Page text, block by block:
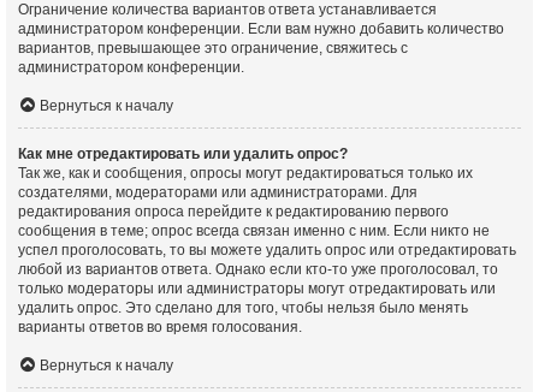
Ограничение количества вариантов ответа устанавливается
администратором конференции. Если вам нужно добавить количество
вариантов, превышающее это ограничение, свяжитесь с
администратором конференции.
Вернуться к началу
Как мне отредактировать или удалить опрос?
Так же, как и сообщения, опросы могут редактироваться только их
создателями, модераторами или администраторами. Для
редактирования опроса перейдите к редактированию первого
сообщения в теме; опрос всегда связан именно с ним. Если никто не
успел проголосовать, то вы можете удалить опрос или отредактировать
любой из вариантов ответа. Однако если кто-то уже проголосовал, то
только модераторы или администраторы могут отредактировать или
удалить опрос. Это сделано для того, чтобы нельзя было менять
варианты ответов во время голосования.
Вернуться к началу